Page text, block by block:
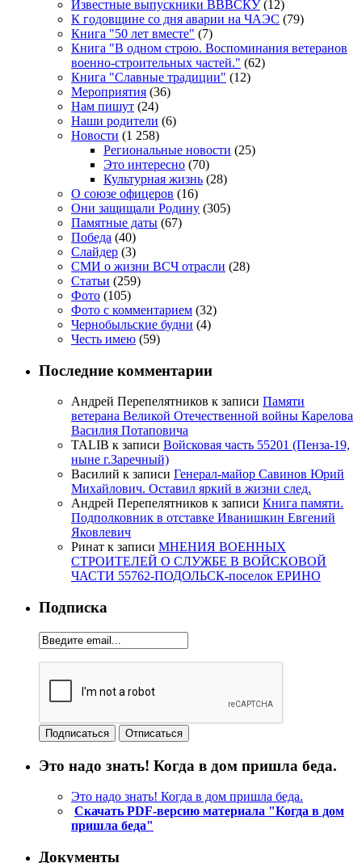
Известные выпускники ВВВСКУ(12)
К годовщине со дня аварии на ЧАЭС (79)
Книга "50 лет вместе" (7)
Книга "В одном строю. Воспоминания ветеранов
военно-строительных частей." (62)
Книга "Славные традиции" (12)
Мероприятия (36)
Нам пишут (24)
Наши родители (6)
Новости (1 258)
Региональные новости (25)
Это интересно (70)
Культурная жизнь (28)
О союзе офицеров (16)
Они защищали Родину (305)
Памятные даты (67)
Победа (40)
Слайдер (3)
СМИ о жизни ВСЧ отрасли (28)
Статьи (259)
Фото (105)
Фото с комментарием (32)
Чернобыльские будни (4)
Честь имею (59)
Последние комментарии
Андрей Перепелятников к записи Памяти
ветерана Великой Отечественной войны Карелова
Василия Потаповича
TALIB к записи Войсковая часть 55201 (Пенза-19,
ныне г.Заречный)
Василий к записи Генерал-майор Савинов Юрий
Михайлович. Оставил яркий в жизни след.
Андрей Перепелятников к записи Книга памяти.
Подполковник в отставке Иванишкин Евгений
Яковлевич
Ринат к записи МНЕНИЯ ВОЕННЫХ
СТРОИТЕЛЕЙ О СЛУЖБЕ В ВОЙСКОВОЙ
ЧАСТИ 55762-ПОДОЛЬСК-поселок ЕРИНО
Подписка
Это надо знать! Когда в дом пришла беда.
Это надо знать! Когда в дом пришла беда.
Скачать PDF-версию материала "Когда в дом
пришла беда"
Документы